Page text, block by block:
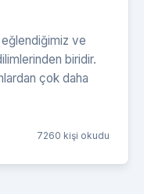
eğlendiğimiz ve
biridir.
çok daha
7260 kişi okudu